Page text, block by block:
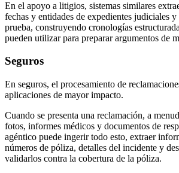
En el apoyo a litigios, sistemas similares
fechas y entidades de expedientes judiciales
prueba, construyendo cronologías
pueden utilizar para preparar argumentos de
Seguros
En seguros, el procesamiento de
aplicaciones de mayor impacto.
Cuando se presenta una reclamación, a
fotos, informes médicos y documentos de
agéntico puede ingerir todo esto, extraer
números de póliza, detalles del incidente y
validarlos contra la cobertura de la póliza.